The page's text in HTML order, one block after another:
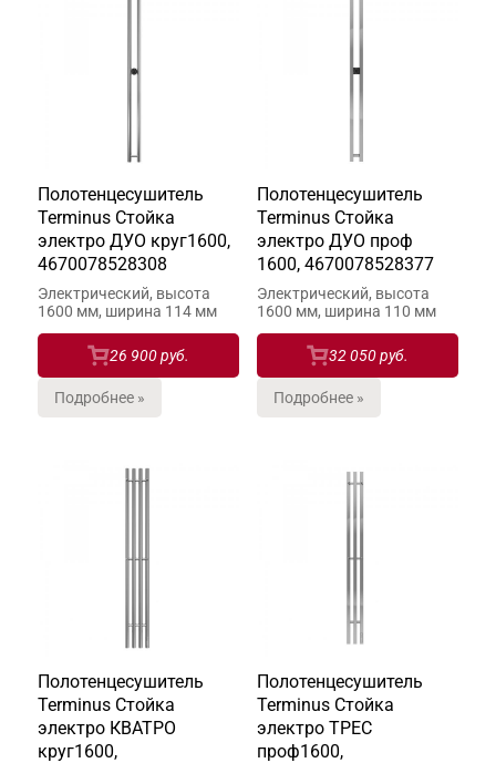
Полотенцесушитель
Terminus Стойка
электро ДУО круг1600,
4670078528308
Электрический, высота
1600 мм, ширина 114 мм
26 900 руб.
Подробнее »
Полотенцесушитель
Terminus Стойка
электро ДУО проф
1600, 4670078528377
Электрический, высота
1600 мм, ширина 110 мм
32 050 руб.
Подробнее »
Полотенцесушитель
Terminus Стойка
электро КВАТРО
круг1600,
Полотенцесушитель
Terminus Стойка
электро ТРЕС
проф1600,